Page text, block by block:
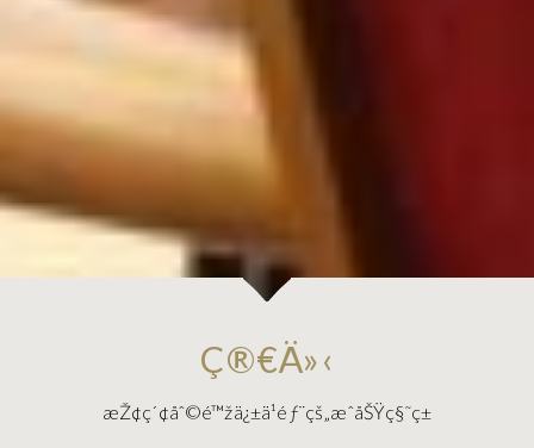
Ç®€Ä»‹
æŽ¢ç´¢åˆ©é™žä¿±ä¹éƒ¨çš„æˆåŠŸç§˜ç±